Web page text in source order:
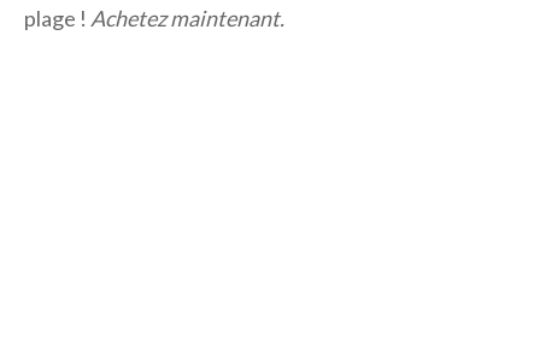
plage ! Achetez maintenant.